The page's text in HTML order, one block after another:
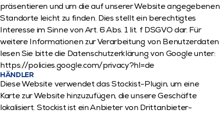
präsentieren und um die auf unserer Website angegebenen
Standorte leicht zu finden. Dies stellt ein berechtigtes
Interesse im Sinne von Art. 6 Abs. 1 lit. f DSGVO dar. Für
weitere Informationen zur Verarbeitung von Benutzerdaten
lesen Sie bitte die Datenschutzerklärung von Google unter:
https://policies.google.com/privacy?hl=de
HÄNDLER
Diese Website verwendet das Stockist-Plugin, um eine
Karte zur Website hinzuzufügen, die unsere Geschäfte
lokalisiert. Stockist ist ein Anbieter von Drittanbieter-